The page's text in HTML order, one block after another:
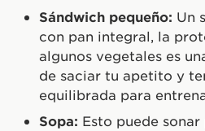
Sándwich pequeño: Un
con pan integral, la
algunos vegetales es
de saciar tu apetito y
equilibrada para
Sopa: Esto puede